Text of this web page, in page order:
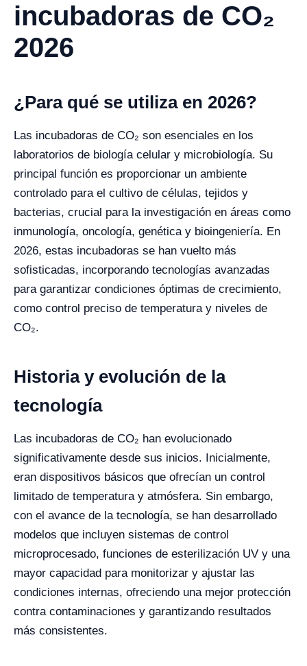
incubadoras de CO₂
2026
¿Para qué se utiliza en 2026?
Las incubadoras de CO₂ son esenciales en los
laboratorios de biología celular y microbiología. Su
principal función es proporcionar un ambiente
controlado para el cultivo de células, tejidos y
bacterias, crucial para la investigación en áreas como
inmunología, oncología, genética y bioingeniería. En
2026, estas incubadoras se han vuelto más
sofisticadas, incorporando tecnologías avanzadas
para garantizar condiciones óptimas de crecimiento,
como control preciso de temperatura y niveles de
CO₂.
Historia y evolución de la
tecnología
Las incubadoras de CO₂ han evolucionado
significativamente desde sus inicios. Inicialmente,
eran dispositivos básicos que ofrecían un control
limitado de temperatura y atmósfera. Sin embargo,
con el avance de la tecnología, se han desarrollado
modelos que incluyen sistemas de control
microprocesado, funciones de esterilización UV y una
mayor capacidad para monitorizar y ajustar las
condiciones internas, ofreciendo una mejor protección
contra contaminaciones y garantizando resultados
más consistentes.